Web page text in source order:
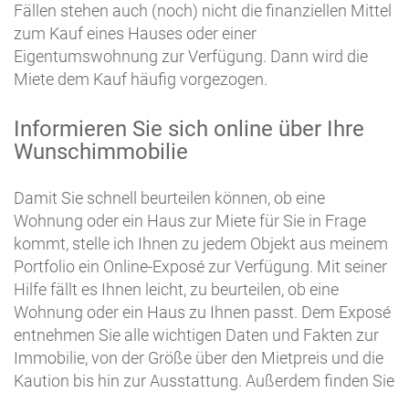
Fällen stehen auch (noch) nicht die finanziellen Mittel
zum Kauf eines Hauses oder einer
Eigentumswohnung zur Verfügung. Dann wird die
Miete dem Kauf häufig vorgezogen.
Informieren Sie sich online über Ihre
Wunschimmobilie
Damit Sie schnell beurteilen können, ob eine
Wohnung oder ein Haus zur Miete für Sie in Frage
kommt, stelle ich Ihnen zu jedem Objekt aus meinem
Portfolio ein Online-Exposé zur Verfügung. Mit seiner
Hilfe fällt es Ihnen leicht, zu beurteilen, ob eine
Wohnung oder ein Haus zu Ihnen passt. Dem Exposé
entnehmen Sie alle wichtigen Daten und Fakten zur
Immobilie, von der Größe über den Mietpreis und die
Kaution bis hin zur Ausstattung. Außerdem finden Sie